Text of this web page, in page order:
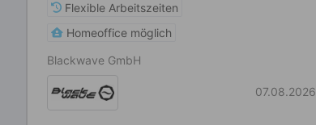
Flexible Arbeitszeiten
Homeoffice möglich
Blackwave GmbH
07.08.2026